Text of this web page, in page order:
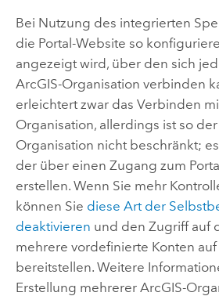
Bei Nutzung des integrierten
die Portal-Website so
angezeigt wird, über den sich
ArcGIS-Organisation verbinden
erleichtert zwar das Verbinden
Organisation, allerdings ist so
Organisation nicht beschränkt;
der über einen Zugang zum
erstellen. Wenn Sie mehr
können Sie diese Art der
deaktivieren und den Zugriff auf
mehrere vordefinierte Konten
bereitstellen. Weitere
Erstellung mehrerer ArcGIS-